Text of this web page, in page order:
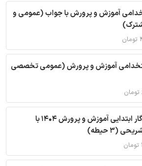
آموزش و پرورش با جواب (عمومی و
آموزش و پرورش (عمومی تخصصی
سوالات آموزگار ابتدایی آموزش و پرورش 1404 با
(3 حیطه)